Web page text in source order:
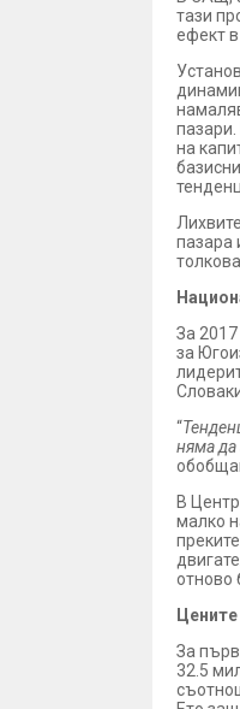
тази
ефект
на
пазара
За
за
“
няма да
В
малко
отново
За
32.5